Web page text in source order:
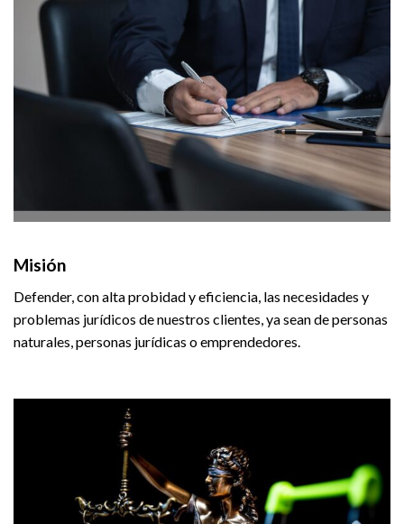
Misión
Defender, con alta probidad y eficiencia, las necesidades y
problemas jurídicos de nuestros clientes, ya sean de personas
naturales, personas jurídicas o emprendedores.